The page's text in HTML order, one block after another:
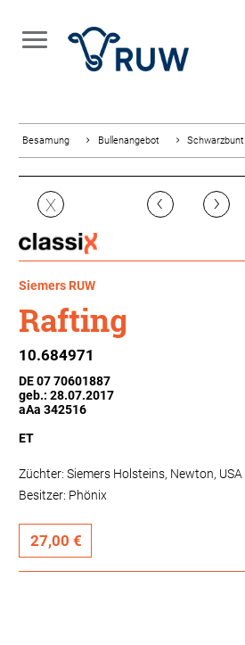
Besamung Bullenangebot Schwarzbunt
X ‹ ›
Siemers RUW
Rafting
10.684971
DE 07 70601887
geb.: 28.07.2017
aAa 342516
ET
Züchter: Siemers Holsteins, Newton, USA
Besitzer: Phönix
27,00 €